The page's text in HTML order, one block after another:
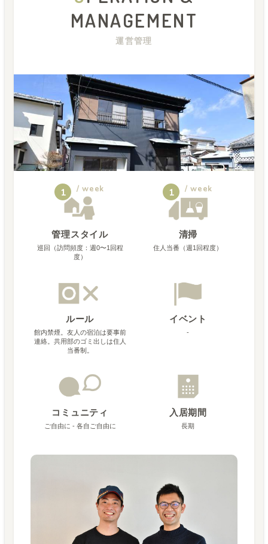
MANAGEMENT
運営管理
1 / week
管理スタイル
巡回（訪問頻度：週0〜1回程
度）
1 / week
清掃
住人当番（週1回程度）
ルール
館内禁煙。友人の宿泊は要事前
連絡。共用部のゴミ出しは住人
当番制。
イベント
-
コミュニティ
ご自由に - 各自ご自由に
入居期間
長期